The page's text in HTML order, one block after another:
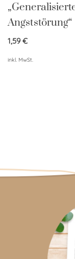
Angststörung“
1,59€
inkl. MwSt.